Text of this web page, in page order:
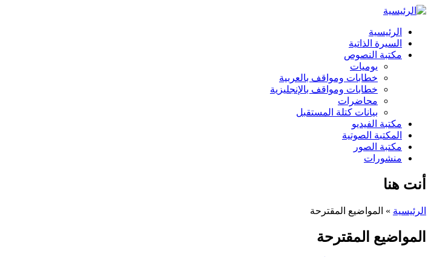
الرئيسية
السيرة الذاتية
مكتبة النصوص
يوميات
خطابات ومواقف بالعربية
خطابات ومواقف بالإنجليزية
محاضرات
بيانات كتلة المستقبل
مكتبة الفيديو
المكتبة الصوتية
مكتبة الصور
منشورات
أنت هنا
الرئيسية » المواضيع المقترحة
المواضيع المقترحة